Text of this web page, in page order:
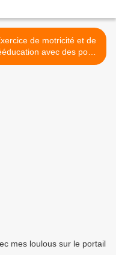
de motricité et de
avec des post-
it >
mes loulous sur le portail